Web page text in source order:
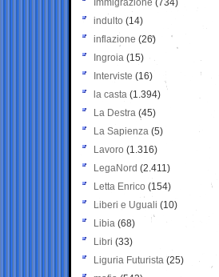
Immigrazione (734)
indulto (14)
inflazione (26)
Ingroia (15)
Interviste (16)
la casta (1.394)
La Destra (45)
La Sapienza (5)
Lavoro (1.316)
LegaNord (2.411)
Letta Enrico (154)
Liberi e Uguali (10)
Libia (68)
Libri (33)
Liguria Futurista (25)